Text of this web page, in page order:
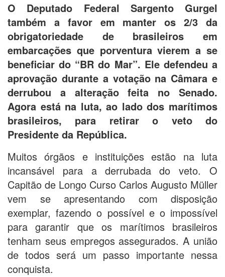
O Deputado Federal Sargento Gurgel
também a favor em manter os 2/3 da
obrigatoriedade de brasileiros em
embarcações que porventura vierem a se
beneficiar do “BR do Mar”. Ele defendeu a
aprovação durante a votação na Câmara e
derrubou a alteração feita no Senado.
Agora está na luta, ao lado dos marítimos
brasileiros, para retirar o veto do
Presidente da República.
Muitos órgãos e instituições estão na luta
incansável para a derrubada do veto. O
Capitão de Longo Curso Carlos Augusto Müller
vem se apresentando com disposição
exemplar, fazendo o possível e o impossível
para garantir que os marítimos brasileiros
tenham seus empregos assegurados. A união
de todos será um passo importante nessa
conquista.